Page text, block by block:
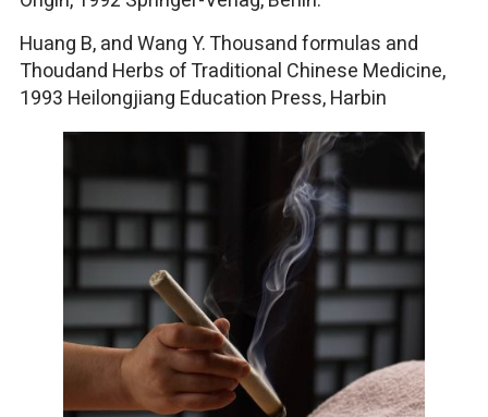
Huang B, and Wang Y. Thousand formulas and
Thoudand Herbs of Traditional Chinese Medicine,
1993 Heilongjiang Education Press, Harbin